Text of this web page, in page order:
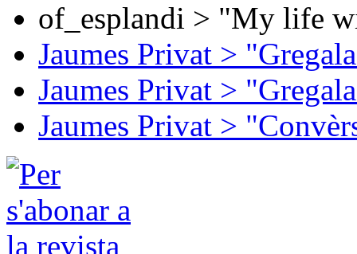
of_esplandi > "My life
Jaumes Privat >
Jaumes Privat >
Jaumes Privat >